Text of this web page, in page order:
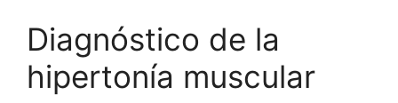
Diagnóstico de la
hipertonía muscular